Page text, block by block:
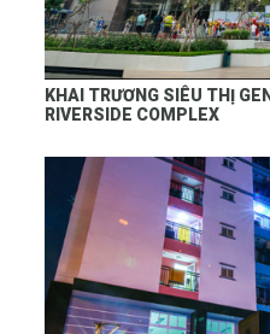
KHAI TRƯƠNG SIÊU THỊ
RIVERSIDE COMPLEX